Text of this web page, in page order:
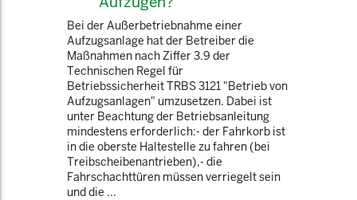
Bei der Außerbetriebnahme einer
Aufzugsanlage hat der Betreiber die
Maßnahmen nach Ziffer 3.9 der
Technischen Regel für
Betriebssicherheit TRBS 3121 "Betrieb von
Aufzugsanlagen" umzusetzen. Dabei ist
unter Beachtung der Betriebsanleitung
mindestens erforderlich:- der Fahrkorb ist
in die oberste Haltestelle zu fahren (bei
Treibscheibenantrieben),- die
Fahrschachttüren müssen verriegelt sein
und die ...